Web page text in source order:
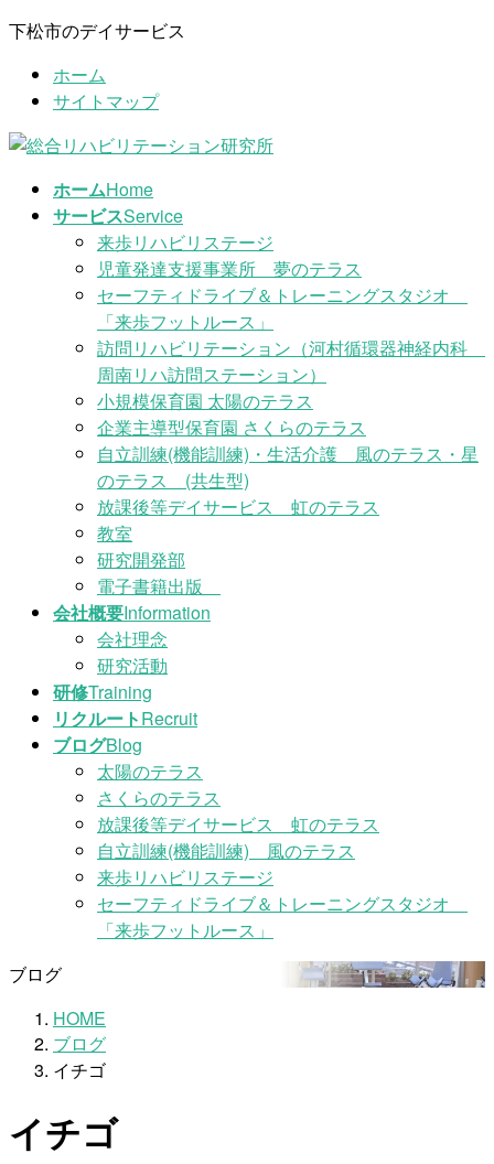
コ
ツ
ナ
シ
下松市のデイサービス
ホーム
サイトマップ
ホームHome
サービスService
来歩リハビリステージ
児童発達支援事業所 夢のテラス
セーフティドライブ＆トレーニングスタジオ
「来歩フットルース」
訪問リハビリテーション（河村循環器神経内科
周南リハ訪問ステーション）
小規模保育園 太陽のテラス
企業主導型保育園 さくらのテラス
自立訓練(機能訓練)・生活介護 風のテラス・星
のテラス (共生型)
放課後等デイサービス 虹のテラス
教室
研究開発部
電子書籍出版
会社概要Information
会社理念
研究活動
研修Training
リクルートRecruit
ブログBlog
太陽のテラス
さくらのテラス
放課後等デイサービス 虹のテラス
自立訓練(機能訓練) 風のテラス
来歩リハビリステージ
セーフティドライブ＆トレーニングスタジオ
「来歩フットルース」
ブログ
HOME
ブログ
イチゴ
イチゴ